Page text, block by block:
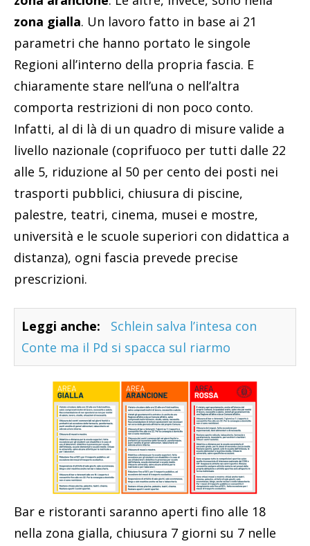
zona gialla. Un lavoro fatto in base ai 21
parametri che hanno portato le singole
Regioni all’interno della propria fascia. E
chiaramente stare nell’una o nell’altra
comporta restrizioni di non poco conto.
Infatti, al di là di un quadro di misure valide a
livello nazionale (coprifuoco per tutti dalle 22
alle 5, riduzione al 50 per cento dei posti nei
trasporti pubblici, chiusura di piscine,
palestre, teatri, cinema, musei e mostre,
università e le scuole superiori con didattica a
distanza), ogni fascia prevede precise
prescrizioni.
Leggi anche:
Schlein salva l’intesa con
Conte ma il Pd si spacca sul riarmo
Bar e ristoranti saranno aperti fino alle 18
nella zona gialla, chiusura 7 giorni su 7 nelle